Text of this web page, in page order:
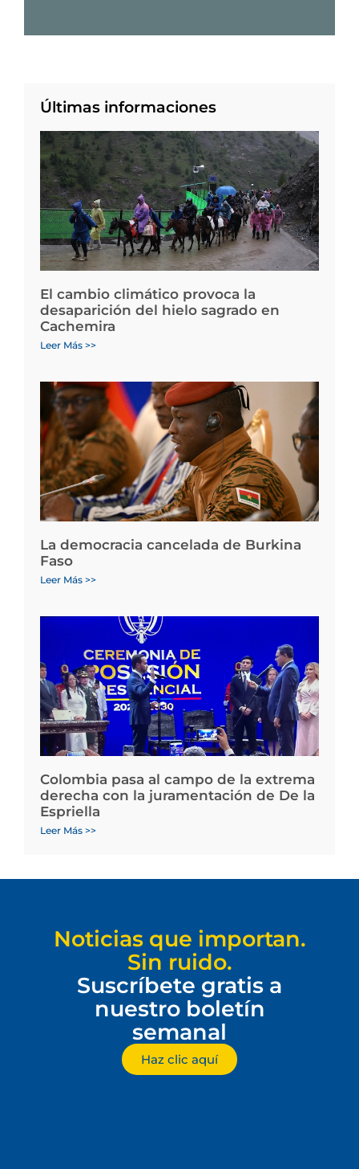
Últimas informaciones
El cambio climático provoca la
desaparición del hielo sagrado en
Cachemira
Leer Más >>
La democracia cancelada de Burkina
Faso
Leer Más >>
Colombia pasa al campo de la extrema
derecha con la juramentación de De la
Espriella
Leer Más >>
Noticias que importan.
Sin ruido.
Suscríbete gratis a
nuestro boletín
semanal
Haz clic aquí